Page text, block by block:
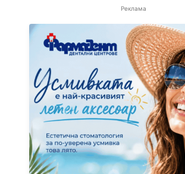
Реклама